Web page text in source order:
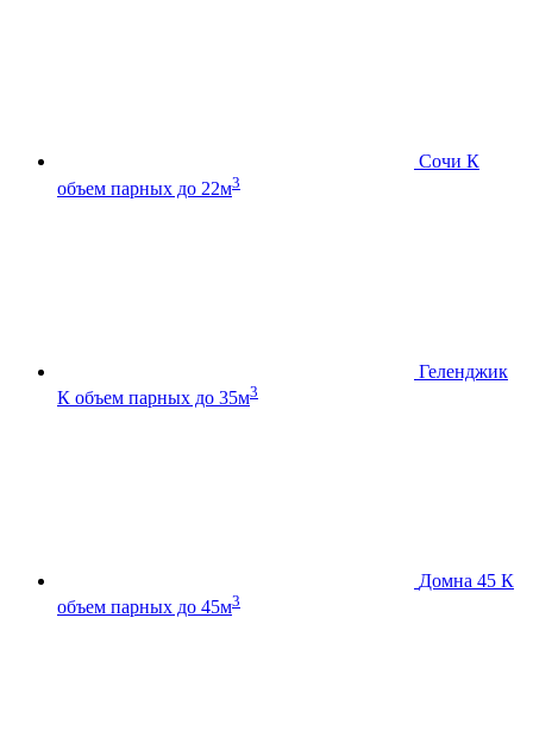
Сочи К
объем парных до 22м3
Геленджик
К объем парных до 35м3
Домна 45 К
объем парных до 45м3